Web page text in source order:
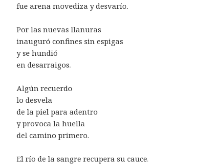
fue arena movediza y desvarío.
Por las nuevas llanuras
inauguró confines sin espigas
y se hundió
en desarraigos.
Algún recuerdo
lo desvela
de la piel para adentro
y provoca la huella
del camino primero.
El río de la sangre recupera su cauce.